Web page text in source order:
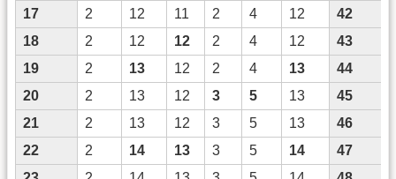
17
2 12 11 2 4 12
42
18
2 12 12 2 4 12
43
19
2 13 12 2 4 13
44
20
2 13 12 3 5 13
45
21
2 13 12 3 5 13
46
22
2 14 13 3 5 14
47